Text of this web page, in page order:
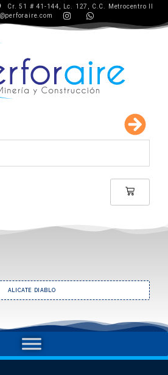
Cr. 51 # 41-144, Lc. 127, C.C. Metrocentro II
ALICATE DIABLO